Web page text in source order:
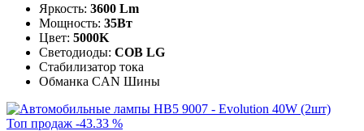
Яркость: 3600 Lm
Мощность: 35Вт
Цвет: 5000K
Светодиоды: COB LG
Стабилизатор тока
Обманка CAN Шины
Топ продаж -43.33 %